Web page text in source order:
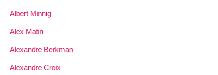
Albert Minnig
Alex Matin
Alexandre Berkman
Alexandre Croix